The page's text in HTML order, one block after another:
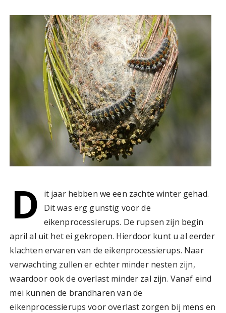
D
it jaar hebben we een zachte winter gehad.
Dit was erg gunstig voor de
eikenprocessierups. De rupsen zijn begin
april al uit het ei gekropen. Hierdoor kunt u al eerder
klachten ervaren van de eikenprocessierups. Naar
verwachting zullen er echter minder nesten zijn,
waardoor ook de overlast minder zal zijn. Vanaf eind
mei kunnen de brandharen van de
eikenprocessierups voor overlast zorgen bij mens en